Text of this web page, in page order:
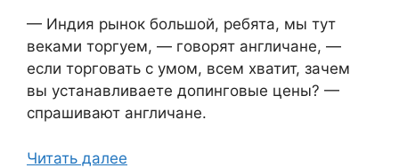
— Индия рынок большой, ребята, мы тут
веками торгуем, — говорят англичане, —
если торговать с умом, всем хватит, зачем
вы устанавливаете допинговые цены? —
спрашивают англичане.
Читать далее